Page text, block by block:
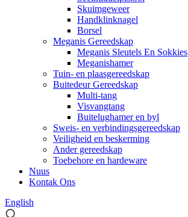
Skuimgeweer
Handklinknagel
Borsel
Meganis Gereedskap
Meganis Sleutels En Sokkies
Meganishamer
Tuin- en plaasgereedskap
Buitedeur Gereedskap
Multi-tang
Visvangtang
Buitelughamer en byl
Sweis- en verbindingsgereedskap
Veiligheid en beskerming
Ander gereedskap
Toebehore en hardeware
Nuus
Kontak Ons
English